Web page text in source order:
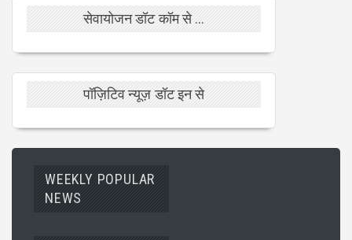
सेवायोजन डॉट कॉम से ...
पॉज़िटिव न्यूज़ डॉट इन से
WEEKLY POPULAR
NEWS